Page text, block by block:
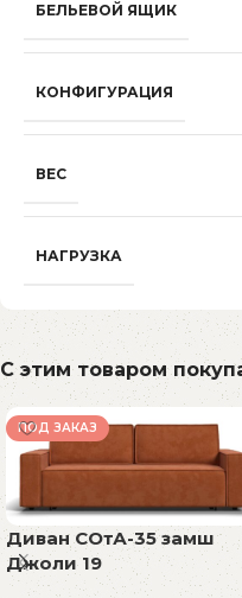
БЕЛЬЕВОЙ ЯЩИК
КОНФИГУРАЦИЯ
ВЕС
НАГРУЗКА
С этим товаром
ПОД ЗАКАЗ
Диван СОтА-35 замш
Джоли 19